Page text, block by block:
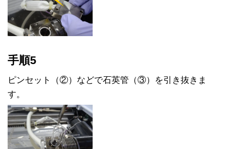
手順5
ピンセット（②）などで石英管（③）を引き抜きま
す。